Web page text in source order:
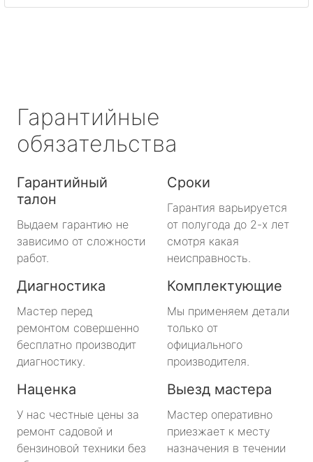
Гарантийные
обязательства
Гарантийный
талон
Выдаем гарантию не
зависимо от сложности
работ.
Сроки
Гарантия варьируется
от полугода до 2-х лет
смотря какая
неисправность.
Диагностика
Мастер перед
ремонтом совершенно
бесплатно производит
диагностику.
Комплектующие
Мы применяем детали
только от
официального
производителя.
Наценка
У нас честные цены за
ремонт садовой и
бензиновой техники без
Выезд мастера
Мастер оперативно
приезжает к месту
назначения в течении